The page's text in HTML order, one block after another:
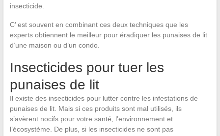
insecticide.
C’ est souvent en combinant ces deux techniques que les
experts obtiennent le meilleur pour éradiquer les punaises de lit
d’une maison ou d’un condo.
Insecticides pour tuer les
punaises de lit
Il existe des insecticides pour lutter contre les infestations de
punaises de lit. Mais si ces produits sont mal utilisés, ils
s’avèrent nocifs pour votre santé, l’environnement et
l’écosystème. De plus, si les insecticides ne sont pas